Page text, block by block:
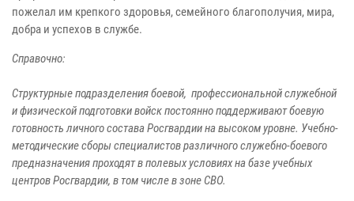
пожелал им крепкого здоровья, семейного благополучия, мира,
добра и успехов в службе.
Справочно:
Структурные подразделения боевой, профессиональной служебной
и физической подготовки войск постоянно поддерживают боевую
готовность личного состава Росгвардии на высоком уровне. Учебно-
методические сборы специалистов различного служебно-боевого
предназначения проходят в полевых условиях на базе учебных
центров Росгвардии, в том числе в зоне СВО.